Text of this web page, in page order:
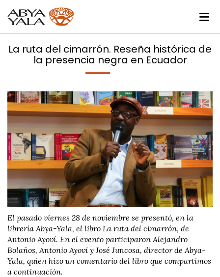
La ruta del cimarrón. Reseña histórica de
la presencia negra en Ecuador
El pasado viernes 28 de noviembre se presentó, en la
librería Abya-Yala, el libro La ruta del cimarrón, de
Antonio Ayoví. En el evento participaron Alejandro
Bolaños, Antonio Ayoví y José Juncosa, director de Abya-
Yala, quien hizo un comentario del libro que compartimos
a continuación.